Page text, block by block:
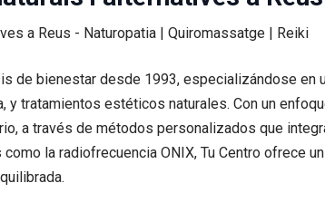
de bienestar desde 1993, especializándose
y tratamientos estéticos naturales. Con un
a través de métodos personalizados que
la radiofrecuencia ONIX, Tu Centro ofrece